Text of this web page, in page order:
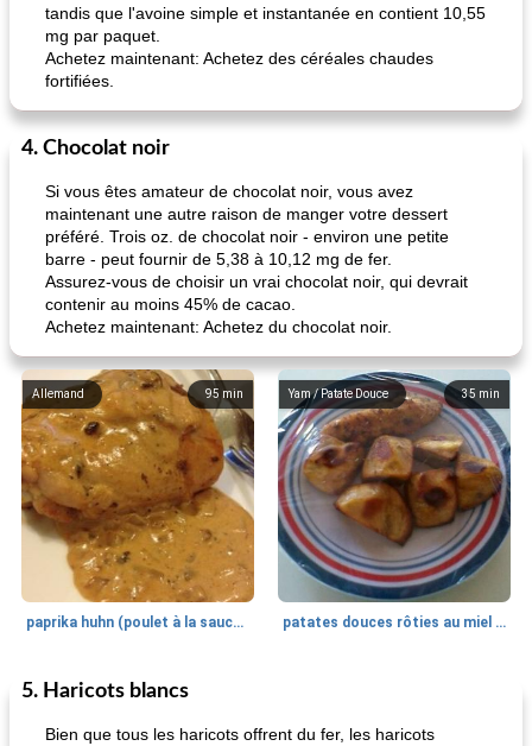
tandis que l'avoine simple et instantanée en contient 10,55
mg par paquet.
Achetez maintenant: Achetez des céréales chaudes
fortifiées.
4. Chocolat noir
Si vous êtes amateur de chocolat noir, vous avez
maintenant une autre raison de manger votre dessert
préféré. Trois oz. de chocolat noir - environ une petite
barre - peut fournir de 5,38 à 10,12 mg de fer.
Assurez-vous de choisir un vrai chocolat noir, qui devrait
contenir au moins 45% de cacao.
Achetez maintenant: Achetez du chocolat noir.
95 min
Allemand
paprika huhn (poulet à la sauce paprika).
35 min
Yam / Patate Douce
patates douces rôties au miel / kumara
Petit déjeuner et brunch
5. Haricots blancs
Bien que tous les haricots offrent du fer, les haricots